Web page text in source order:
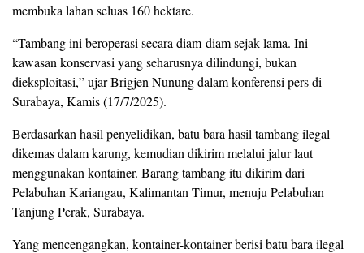
membuka lahan seluas 160 hektare.
“Tambang ini beroperasi secara diam-diam sejak lama. Ini
kawasan konservasi yang seharusnya dilindungi, bukan
dieksploitasi,” ujar Brigjen Nunung dalam konferensi pers di
Surabaya, Kamis (17/7/2025).
Berdasarkan hasil penyelidikan, batu bara hasil tambang ilegal
dikemas dalam karung, kemudian dikirim melalui jalur laut
menggunakan kontainer. Barang tambang itu dikirim dari
Pelabuhan Kariangau, Kalimantan Timur, menuju Pelabuhan
Tanjung Perak, Surabaya.
Yang mencengangkan, kontainer-kontainer berisi batu bara ilegal